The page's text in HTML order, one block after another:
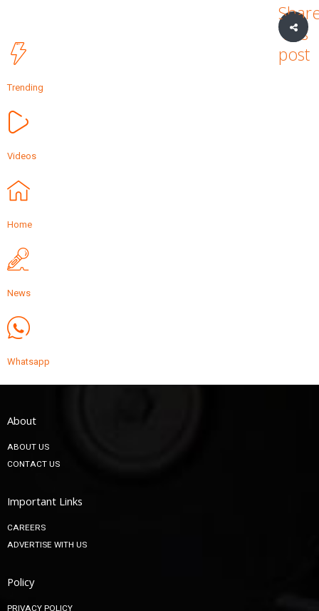
this
post
Trending
Videos
Home
News
Whatsapp
About
ABOUT US
CONTACT US
Important Links
CAREERS
ADVERTISE WITH US
Policy
PRIVACY POLICY